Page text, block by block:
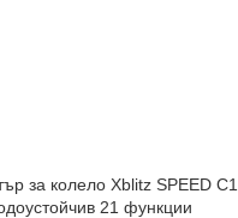
за колело Xblitz SPEED C1
21 функции